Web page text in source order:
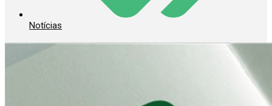
Notícias